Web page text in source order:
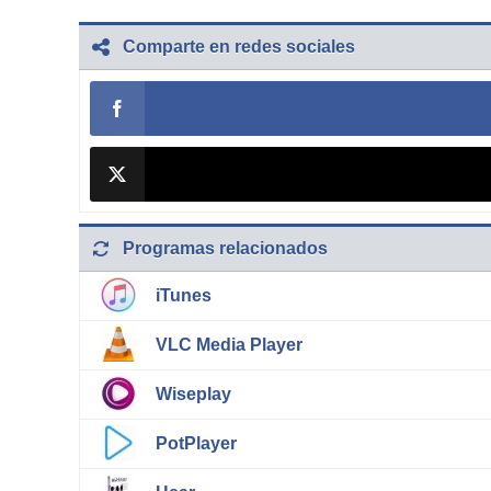
Comparte en redes sociales
Programas relacionados
iTunes
VLC Media Player
Wiseplay
PotPlayer